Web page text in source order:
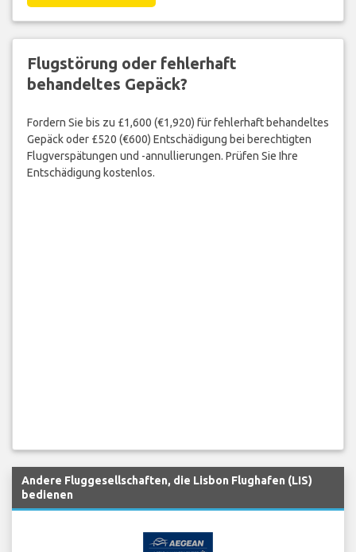
Flugstörung oder fehlerhaft
behandeltes Gepäck?
Fordern Sie bis zu £1,600 (€1,920) für fehlerhaft behandeltes
Gepäck oder £520 (€600) Entschädigung bei berechtigten
Flugverspätungen und -annullierungen. Prüfen Sie Ihre
Entschädigung kostenlos.
Andere Fluggesellschaften, die Lisbon Flughafen (LIS)
bedienen